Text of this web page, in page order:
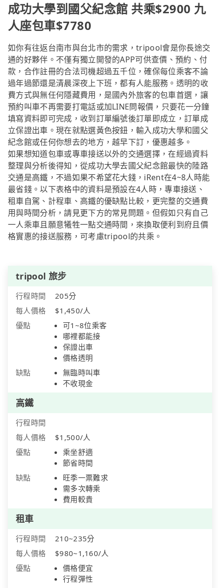
成功大學到國父紀念館 共乘$2900 九
人座包車$7780
如你有往返台南市與台北市的需求，tripool會是你長途交
通的好夥伴。不僅有獨立開發的APP可供查價、預約、付
款，合作註冊的合法司機超過五千位，確保每位乘客不論
過年過節還是清晨深夜上下班，都有人能服務。透明的收
費方式與無任何隱藏費用，是國內外旅客的包車首選，讓
預約叫車不再需要打電話或加LINE問報價，只要花一分鐘
填寫資料即可完成，收到訂單編號後訂單即成立，訂單成
立保證出車。現在就點選黃色按鈕，輸入成功大學和國父
紀念館或任何你想去的地方，越早下訂，優惠越多。
如果想知道包車或專車接送以外的交通選擇，在經過資料
整理與分析後得知，從成功大學去國父紀念館最快的陸路
交通是高鐵，不過如果不希望花大錢，iRent在4~8人時能
最省錢。以下表格中的資料是預設在4人時，專車接送、
租車自駕、計程車、高鐵的優缺點比較，更完整的交通費
用與時間分析，請見更下方的常見問題。但假如只有自己
一人乘車且願意犧牲一點交通時間，來換取便利到府且價
格實惠的接送服務，可考慮tripool的共乘。
tripool 旅步
行程時間
205分
每人價格
$1,450/人
優點
可1~8位乘客
哪裡都能接
保證出車
價格透明
缺點
無臨時叫車
不收現金
高鐵
行程時間
每人價格
$1,500/人
優點
乘坐舒適
節省時間
缺點
旺季一票難求
需多次轉乘
費用較貴
租車
行程時間
210~235分
每人價格
$980~1,160/人
優點
價格便宜
行程彈性